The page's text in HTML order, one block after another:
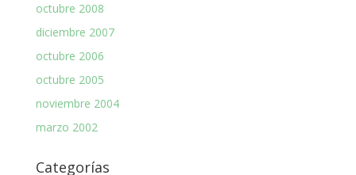
octubre 2008
diciembre 2007
octubre 2006
octubre 2005
noviembre 2004
marzo 2002
Categorías